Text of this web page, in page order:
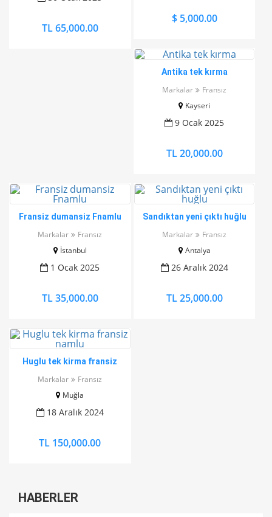
TL 65,000.00
$ 5,000.00
Antika tek kırma
Markalar
Fransız
Kayseri
9 Ocak 2025
TL 20,000.00
Fransiz dumansiz Fnamlu
Markalar
Fransız
İstanbul
1 Ocak 2025
TL 35,000.00
Sandıktan yeni çıktı huğlu
Markalar
Fransız
Antalya
26 Aralık 2024
TL 25,000.00
Huglu tek kirma fransiz
Markalar
Fransız
Muğla
18 Aralık 2024
TL 150,000.00
HABERLER